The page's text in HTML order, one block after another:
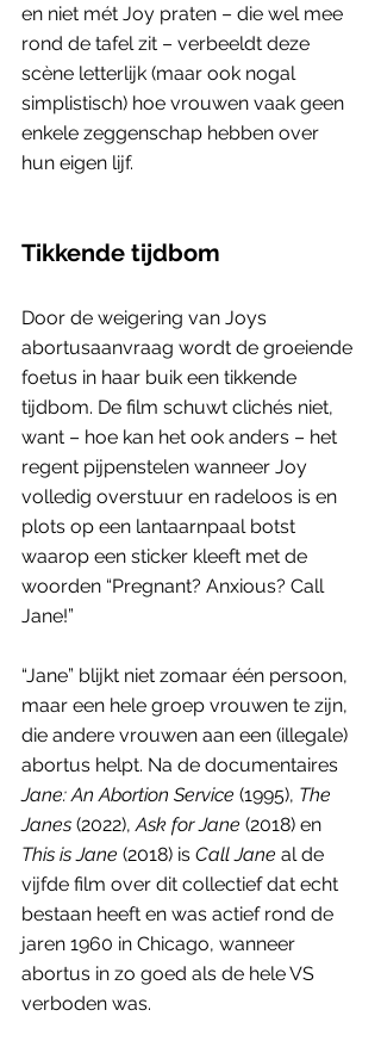
en niet mét Joy praten – die wel mee
rond de tafel zit – verbeeldt deze
scène letterlijk (maar ook nogal
simplistisch) hoe vrouwen vaak geen
enkele zeggenschap hebben over
hun eigen lijf.
Tikkende tijdbom
Door de weigering van Joys
abortusaanvraag wordt de groeiende
foetus in haar buik een tikkende
tijdbom. De film schuwt clichés niet,
want – hoe kan het ook anders – het
regent pijpenstelen wanneer Joy
volledig overstuur en radeloos is en
plots op een lantaarnpaal botst
waarop een sticker kleeft met de
woorden “Pregnant? Anxious? Call
Jane!”
“Jane” blijkt niet zomaar één persoon,
maar een hele groep vrouwen te zijn,
die andere vrouwen aan een (illegale)
abortus helpt. Na de documentaires
Jane: An Abortion Service (1995), The
Janes (2022), Ask for Jane (2018) en
This is Jane (2018) is Call Jane al de
vijfde film over dit collectief dat echt
bestaan heeft en was actief rond de
jaren 1960 in Chicago, wanneer
abortus in zo goed als de hele VS
verboden was.